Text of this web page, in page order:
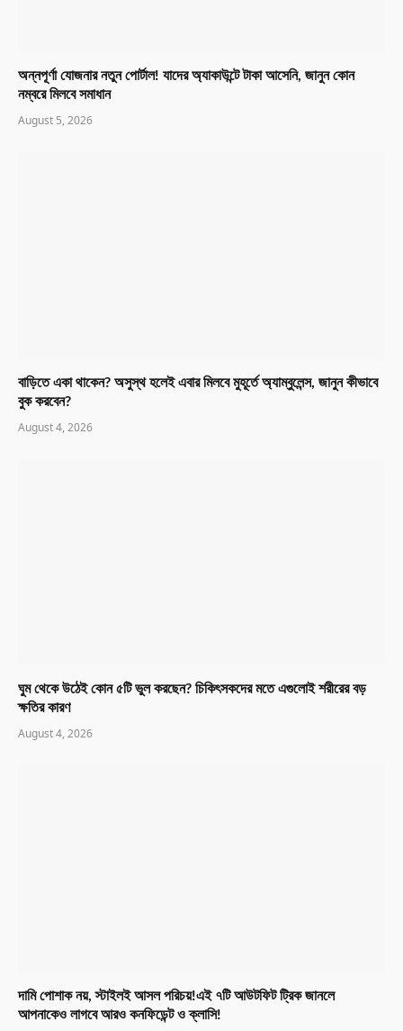
অন্নপূর্ণা যোজনার নতুন পোর্টাল! যাদের অ্যাকাউন্টে টাকা আসেনি, জানুন কোন
নম্বরে মিলবে সমাধান
August 5, 2026
বাড়িতে একা থাকেন? অসুস্থ হলেই এবার মিলবে মুহূর্তে অ্যাম্বুলেন্স, জানুন কীভাবে
বুক করবেন?
August 4, 2026
ঘুম থেকে উঠেই কোন ৫টি ভুল করছেন? চিকিৎসকদের মতে এগুলোই শরীরের বড়
ক্ষতির কারণ
August 4, 2026
দামি পোশাক নয়, স্টাইলই আসল পরিচয়!এই ৭টি আউটফিট ট্রিক জানলে
আপনাকেও লাগবে আরও কনফিডেন্ট ও ক্লাসি!